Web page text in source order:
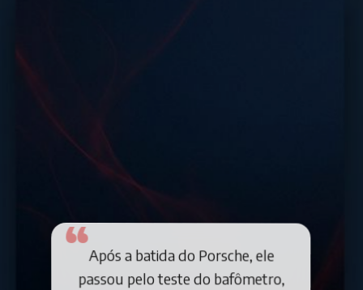
Após a batida do Porsche, ele
passou pelo teste do bafômetro,